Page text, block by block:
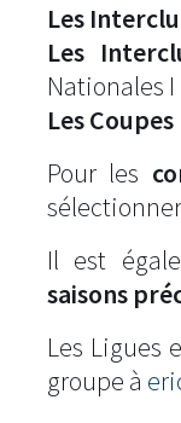
Les
Les
Nationales
Les Coupes
Pour les
Il est
saisons
Les Ligues
groupe à